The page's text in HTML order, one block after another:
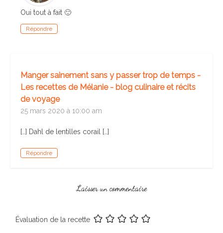
Oui tout à fait 🙂
Répondre
Manger sainement sans y passer trop de temps -
Les recettes de Mélanie - blog culinaire et récits
de voyage
25 mars 2020 à 10:00 am
[…] Dahl de lentilles corail […]
Répondre
Laisser un commentaire
Évaluation de la recette